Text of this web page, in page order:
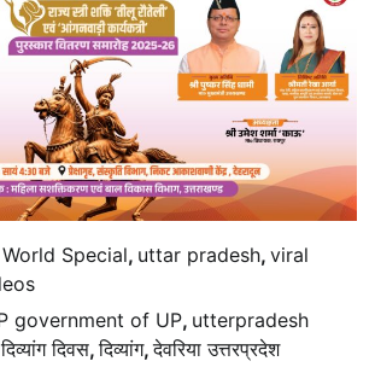
Special, uttar pradesh, viral
government of UP, utterpradesh
दिवस,दिव्यांग,देवरिया उत्तरप्रदेश